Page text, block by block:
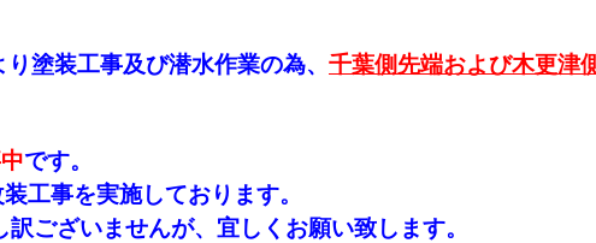
塗装工事及び潜水作業の為、 千葉側先端および木更津
です。
工事を実施しております。
ございませんが、宜しくお願い致します。